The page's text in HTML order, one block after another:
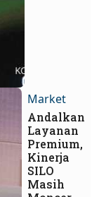
Market
Andalkan
Layanan
Premium,
Kinerja
SILO
Masih